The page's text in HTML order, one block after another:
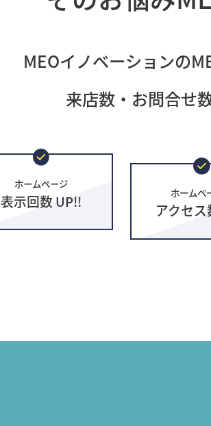
MEOイノベーションの
来店数・お問合せ
ホームページ
表示回数 UP!! ホームペ
アクセ